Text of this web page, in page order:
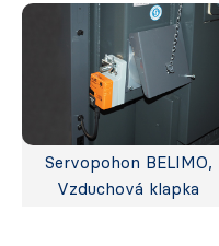
Servopohon BELIMO,
Vzduchová klapka